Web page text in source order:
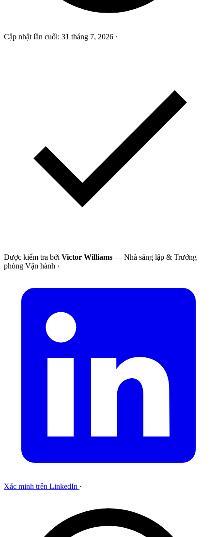
Cập nhật lần cuối: 31 tháng 7, 2026 ·
Được kiểm tra bởi Victor Williams — Nhà sáng lập & Trưởng
phòng Vận hành ·
Xác minh trên LinkedIn ·